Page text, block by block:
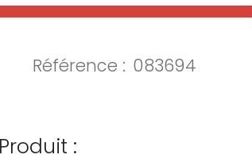
Référence : 083694
: